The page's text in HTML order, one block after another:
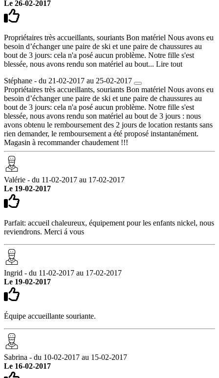
Le 26-02-2017
Propriétaires très accueillants, souriants Bon matériel Nous avons eu
besoin d’échanger une paire de ski et une paire de chaussures au
bout de 3 jours: cela n'a posé aucun problème. Notre fille s'est
blessée, nous avons rendu son matériel au bout... Lire tout
Stéphane - du 21-02-2017 au 25-02-2017
Propriétaires très accueillants, souriants Bon matériel Nous avons eu
besoin d’échanger une paire de ski et une paire de chaussures au
bout de 3 jours: cela n'a posé aucun problème. Notre fille s'est
blessée, nous avons rendu son matériel au bout de 3 jours : nous
avons obtenu le remboursement des 2 jours de location restants sans
rien demander, le remboursement a été proposé instantanément.
Magasin à recommander chaudement !!!
Valérie - du 11-02-2017 au 17-02-2017
Le 19-02-2017
Parfait: accueil chaleureux, équipement pour les enfants nickel, nous
reviendrons. Merci á vous
Ingrid - du 11-02-2017 au 17-02-2017
Le 19-02-2017
Équipe accueillante souriante.
Sabrina - du 10-02-2017 au 15-02-2017
Le 16-02-2017